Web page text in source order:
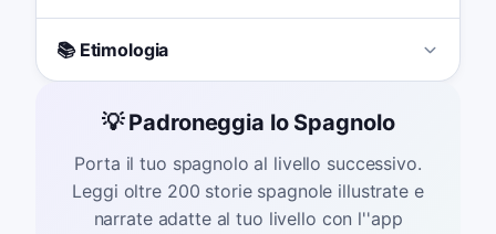
📚 Etimologia
💡 Padroneggia lo Spagnolo
Porta il tuo spagnolo al livello successivo.
Leggi oltre 200 storie spagnole illustrate e
narrate adatte al tuo livello con l''app